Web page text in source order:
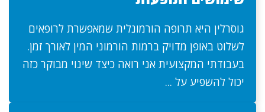
גוסרלין היא תרופה הורמונלית שמאפשרת לרופאים
לשלוט באופן מדויק ברמות הורמוני המין לאורך זמן.
בעבודתי המקצועית אני רואה כיצד שינוי מבוקר כזה
יכול להשפיע על ...